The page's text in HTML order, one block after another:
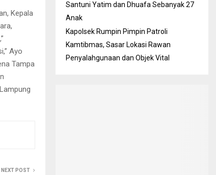
Kepala
Ayo
Tampa
NEXT POST
Santuni Yatim dan Dhuafa Sebanyak 27
Anak
Kapolsek Rumpin Pimpin Patroli
Kamtibmas, Sasar Lokasi Rawan
Penyalahgunaan dan Objek Vital